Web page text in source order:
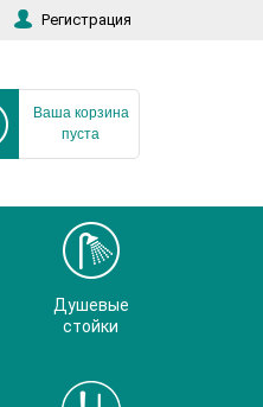
Регистрация
Ваша корзина
пуста
Душевые
стойки